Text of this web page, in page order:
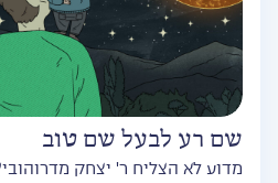
שם רע לבעל שם טוב
מדוע לא הצליח ר' יצחק